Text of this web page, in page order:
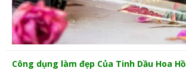
Công dụng làm đẹp Của Tinh Dầu Hoa